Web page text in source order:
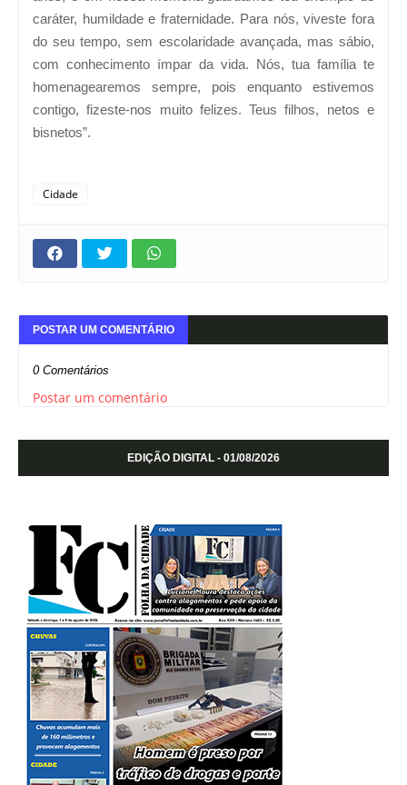
caráter, humildade e fraternidade. Para nós, viveste fora
do seu tempo, sem escolaridade avançada, mas sábio,
com conhecimento ímpar da vida. Nós, tua família te
homenagearemos sempre, pois enquanto estivemos
contigo, fizeste-nos muito felizes. Teus filhos, netos e
bisnetos”.
Cidade
POSTAR UM COMENTÁRIO
0 Comentários
Postar um comentário
EDIÇÃO DIGITAL - 01/08/2026